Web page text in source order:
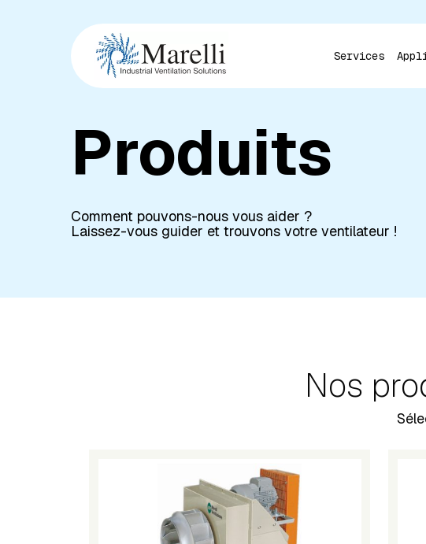
Appuyez sur Entrée pour rechercher ou ESC pour
Services
Produits
Comment pouvons-nous vous aider ?
Laissez-vous guider et trouvons votre ventilateur !
Nos